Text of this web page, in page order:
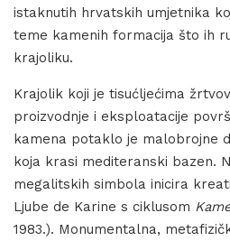
istaknutih hrvatskih umjetnika
teme kamenih formacija što ih
krajoliku.
Krajolik koji je tisućljećima
proizvodnje i eksploatacije
kamena potaklo je malobrojne
koja krasi mediteranski bazen.
megalitskih simbola inicira
Ljube de Karine s ciklusom
1983.). Monumentalna,